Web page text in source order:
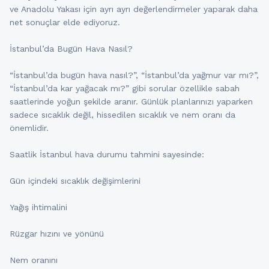
ve Anadolu Yakası için ayrı ayrı değerlendirmeler yaparak daha
net sonuçlar elde ediyoruz.
İstanbul’da Bugün Hava Nasıl?
“İstanbul’da bugün hava nasıl?”, “İstanbul’da yağmur var mı?”,
“İstanbul’da kar yağacak mı?” gibi sorular özellikle sabah
saatlerinde yoğun şekilde aranır. Günlük planlarınızı yaparken
sadece sıcaklık değil, hissedilen sıcaklık ve nem oranı da
önemlidir.
Saatlik İstanbul hava durumu tahmini sayesinde:
Gün içindeki sıcaklık değişimlerini
Yağış ihtimalini
Rüzgar hızını ve yönünü
Nem oranını